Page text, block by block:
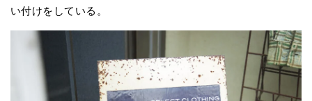
い付けをしている。